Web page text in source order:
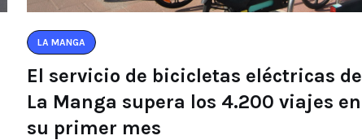
LA MANGA
El servicio de bicicletas eléctricas de
La Manga supera los 4.200 viajes en
su primer mes